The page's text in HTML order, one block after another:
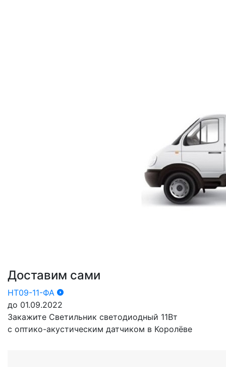
Доставим сами
НТ09-11-ФА
до 01.09.2022
Закажите Светильник светодиодный 11Вт
с оптико-акустическим датчиком в Королёве